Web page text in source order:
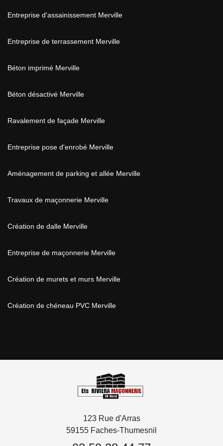
Entreprise d'assainissement Merville
Entreprise de terrassement Merville
Béton imprimé Merville
Béton désactivé Merville
Ravalement de façade Merville
Entreprise pose d'enrobé Merville
Aménagement de parking et allée Merville
Travaux de maçonnerie Merville
Création de dalle Merville
Entreprise de maçonnerie Merville
Création de murets et murs Merville
Création de chéneau PVC Merville
123 Rue d'Arras
59155 Faches-Thumesnil